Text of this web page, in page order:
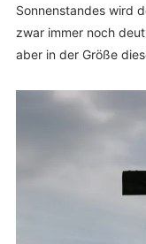
Sonnenstandes wird
zwar immer noch
aber in der Größe